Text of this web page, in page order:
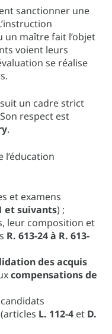
sanctionner une
un maître fait l’objet
voient leurs
se réalise
suit un cadre strict
respect est
.
l’éducation
et examens
et suivants) ;
leur composition et
R. 613-24 à R. 613-
des acquis
compensations de
(articles L. 112-4 et D.